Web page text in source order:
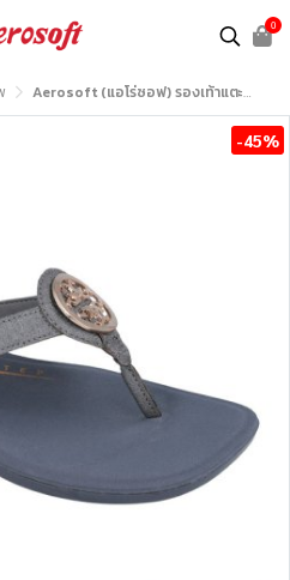
0
Aerosoft (แอโร่ซอฟ) รองเท้าแตะหญิงเพื่อสุขภาพ รุ่น FW8064
-45%